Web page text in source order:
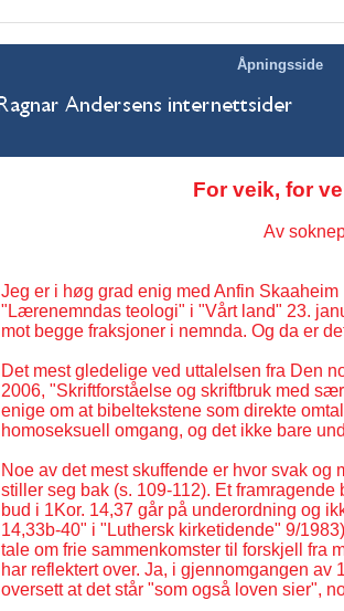
Åpningsside
For veik, for
Av
Jeg er i høg grad enig med Anfin
"Lærenemndas teologi" i "Vårt land" 23.
mot begge fraksjoner i nemnda. Og da er
Det mest gledelige ved uttalelsen fra Den
2006, "Skriftforståelse og skriftbruk med
enige om at bibeltekstene som direkte
homoseksuell omgang, og det ikke bare
Noe av det mest skuffende er hvor svak
stiller seg bak (s. 109-112). Et framragende
bud i 1Kor. 14,37 går på underordning og
14,33b-40" i "Luthersk kirketidende" 9/
tale om frie sammenkomster til forskjell fra
har reflektert over. Ja, i gjennomgangen av
oversett at det står "som også loven sier",